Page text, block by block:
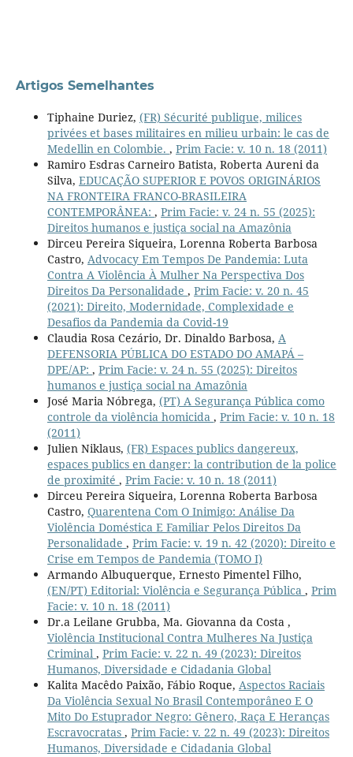
Artigos Semelhantes
Tiphaine Duriez, (FR) Sécurité publique, milices
privées et bases militaires en milieu urbain: le cas de
Medellin en Colombie. , Prim Facie: v. 10 n. 18 (2011)
Ramiro Esdras Carneiro Batista, Roberta Aureni da
Silva, EDUCAÇÃO SUPERIOR E POVOS ORIGINÁRIOS
NA FRONTEIRA FRANCO-BRASILEIRA
CONTEMPORÂNEA: , Prim Facie: v. 24 n. 55 (2025):
Direitos humanos e justiça social na Amazônia
Dirceu Pereira Siqueira, Lorenna Roberta Barbosa
Castro, Advocacy Em Tempos De Pandemia: Luta
Contra A Violência À Mulher Na Perspectiva Dos
Direitos Da Personalidade , Prim Facie: v. 20 n. 45
(2021): Direito, Modernidade, Complexidade e
Desafios da Pandemia da Covid-19
Claudia Rosa Cezário, Dr. Dinaldo Barbosa, A
DEFENSORIA PÚBLICA DO ESTADO DO AMAPÁ –
DPE/AP: , Prim Facie: v. 24 n. 55 (2025): Direitos
humanos e justiça social na Amazônia
José Maria Nóbrega, (PT) A Segurança Pública como
controle da violência homicida , Prim Facie: v. 10 n. 18
(2011)
Julien Niklaus, (FR) Espaces publics dangereux,
espaces publics en danger: la contribution de la police
de proximité , Prim Facie: v. 10 n. 18 (2011)
Dirceu Pereira Siqueira, Lorenna Roberta Barbosa
Castro, Quarentena Com O Inimigo: Análise Da
Violência Doméstica E Familiar Pelos Direitos Da
Personalidade , Prim Facie: v. 19 n. 42 (2020): Direito e
Crise em Tempos de Pandemia (TOMO I)
Armando Albuquerque, Ernesto Pimentel Filho,
(EN/PT) Editorial: Violência e Segurança Pública , Prim
Facie: v. 10 n. 18 (2011)
Dr.a Leilane Grubba, Ma. Giovanna da Costa ,
Violência Institucional Contra Mulheres Na Justiça
Criminal , Prim Facie: v. 22 n. 49 (2023): Direitos
Humanos, Diversidade e Cidadania Global
Kalita Macêdo Paixão, Fábio Roque, Aspectos Raciais
Da Violência Sexual No Brasil Contemporâneo E O
Mito Do Estuprador Negro: Gênero, Raça E Heranças
Escravocratas , Prim Facie: v. 22 n. 49 (2023): Direitos
Humanos, Diversidade e Cidadania Global